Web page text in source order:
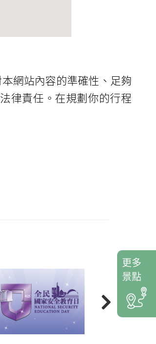
網站內容的準確性、足夠
律責任。在規劃你的行程
更多
景點